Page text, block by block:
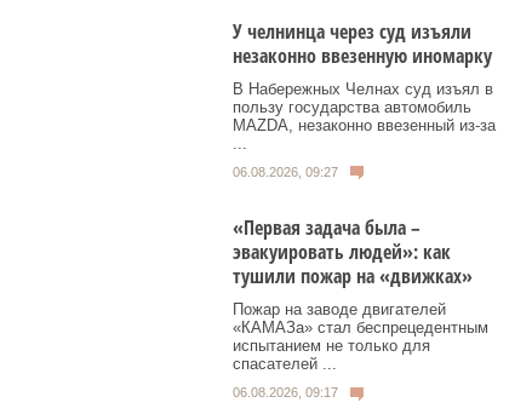
У челнинца через суд изъяли
незаконно ввезенную иномарку
В Набережных Челнах суд изъял в
пользу государства автомобиль
MAZDA, незаконно ввезенный из‑за
06.08.2026, 09:27
«Первая задача была –
эвакуировать людей»: как
тушили пожар на «движках»
Пожар на заводе двигателей
«КАМАЗа» стал беспрецедентным
испытанием не только для
спасателей ...
06.08.2026, 09:17